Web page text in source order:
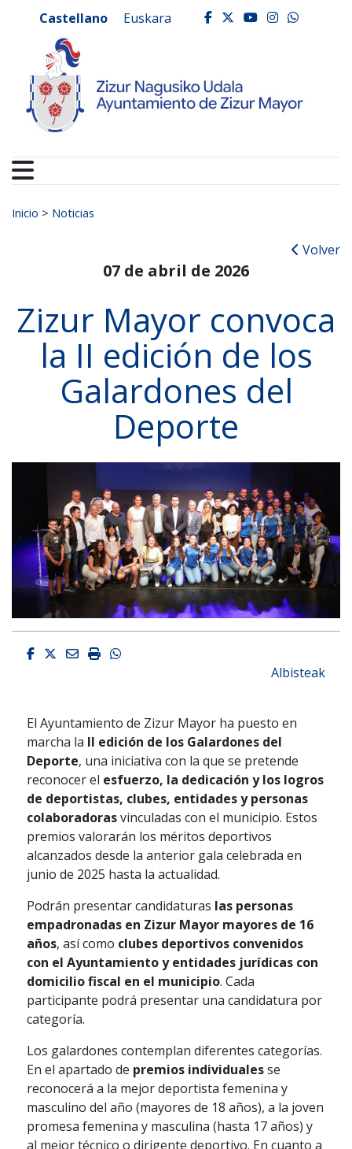
Ayuntamiento de
Castellano Euskara facebook
twitter
youtube
Buscar:
Inicio > Noticias
Volver
07 de abril de 2026
Zizur Mayor convoca
la II edición de los
Galardones del
Deporte
Facebook
Twitter
EmailImprimirWhatsapp
Albisteak
El Ayuntamiento de Zizur Mayor ha puesto en
marcha la II edición de los Galardones del
Deporte, una iniciativa con la que se pretende
reconocer el esfuerzo, la dedicación y los logros
de deportistas, clubes, entidades y personas
colaboradorasvinculadas con el municipio. Estos
premios valorarán los méritos deportivos
alcanzados desde la anterior gala celebrada en
junio de 2025 hasta la actualidad.
Podrán presentar candidaturas las personas
empadronadas en Zizur Mayor mayores de 16
años, así como clubes deportivos convenidos
con el Ayuntamiento y entidades jurídicas con
domicilio fiscal en el municipio. Cada
participante podrá presentar una candidatura por
categoría.
Los galardones contemplan diferentes categorías.
En el apartado de premios individualesse
reconocerá a la mejor deportista femenina y
masculino del año (mayores de 18 años), a la joven
promesa femenina y masculina (hasta 17 años) y
al mejor técnico o dirigente deportivo. En cuanto a